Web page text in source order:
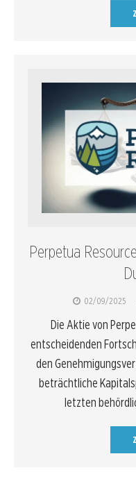
Perpetua
02/09/2025
Die Aktie von
entscheidenden
den
beträchtliche
letzten